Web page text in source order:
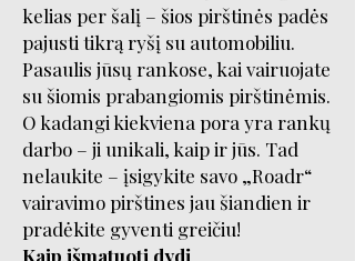
kelias per šalį – šios pirštinės padės
pajusti tikrą ryšį su automobiliu.
Pasaulis jūsų rankose, kai vairuojate
su šiomis prabangiomis pirštinėmis.
O kadangi kiekviena pora yra rankų
darbo – ji unikali, kaip ir jūs. Tad
nelaukite – įsigykite savo „Roadr“
vairavimo pirštines jau šiandien ir
pradėkite gyventi greičiu!
Kaip išmatuoti dydį